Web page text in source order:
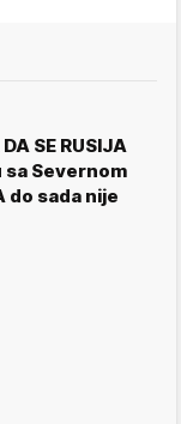
SE RUSIJA
sa Severnom
do sada nije